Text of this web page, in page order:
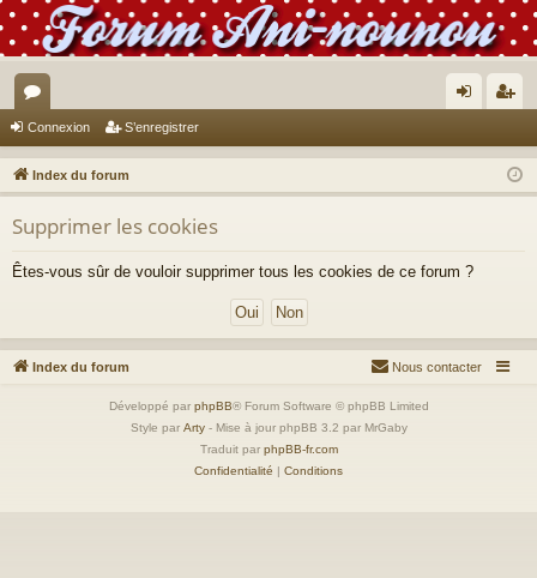
or
u
m
s
ne
xi
nr
eg
Connexion S’enregistrer
Index du forum
Supprimer les cookies
Êtes-vous sûr de vouloir supprimer tous les cookies de ce forum ?
Index du forum Nous contacter
Développé par phpBB® Forum Software © phpBB Limited
Style par Arty- Mise à jour phpBB 3.2 par MrGaby
Traduit par phpBB-fr.com
Confidentialité | Conditions